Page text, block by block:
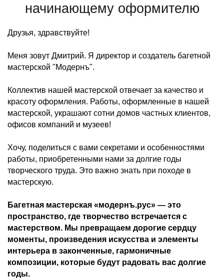
начинающему оформителю
Друзья, здравствуйте!
Меня зовут Дмитрий. Я директор и создатель багетной
мастерской "Модернъ".
Коллектив нашей мастерской отвечает за качество и
красоту оформления. Работы, оформленные в нашей
мастерской, украшают сотни домов частных клиентов,
офисов компаний и музеев!
Хочу, поделиться с вами секретами и особенностями
работы, приобретенными нами за долгие годы
творческого труда. Это важно знать при походе в
мастерскую.
Багетная мастерская «модернъ.рус» — это
пространство, где творчество встречается с
мастерством. Мы превращаем дорогие сердцу
моменты, произведения искусства и элементы
интерьера в законченные, гармоничные
композиции, которые будут радовать вас долгие
годы.